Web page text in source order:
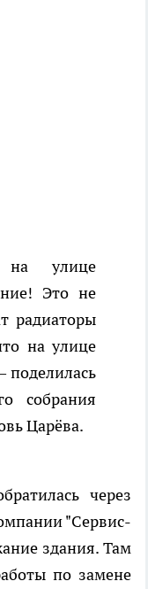
улице
Это не
радиаторы
на улице
поделилась
собрания
Царёва.
через
"Сервис-
здания. Там
по замене